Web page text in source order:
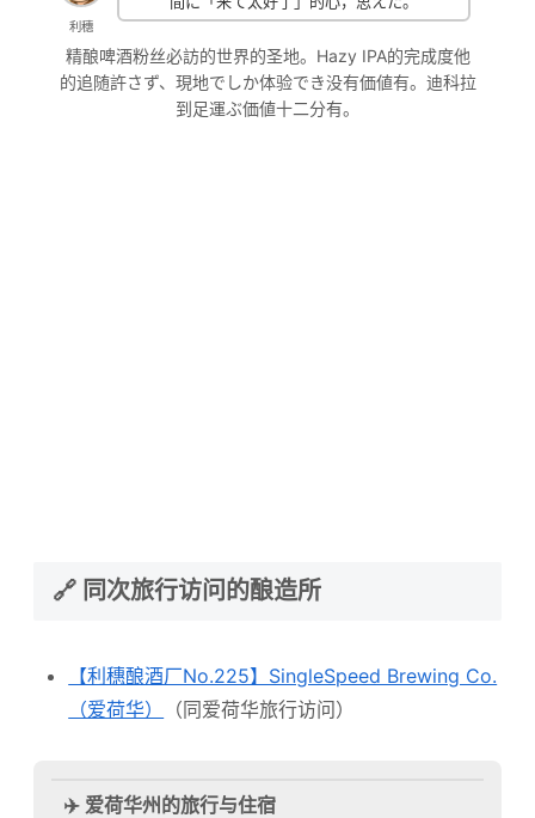
利穗
精酿啤酒粉丝必訪的世界的圣地。Hazy IPA的完成度他
的追随許さず、現地でしか体验でき没有価値有。迪科拉
到足運ぶ価値十二分有。
🔗 同次旅行访问的酿造所
【利穗酿酒厂No.225】SingleSpeed Brewing Co.
（爱荷华）
（同爱荷华旅行访问）
✈️ 爱荷华州的旅行与住宿